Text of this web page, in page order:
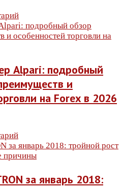
Alpari: подробный
и
на Forex в 2026
за январь 2018: